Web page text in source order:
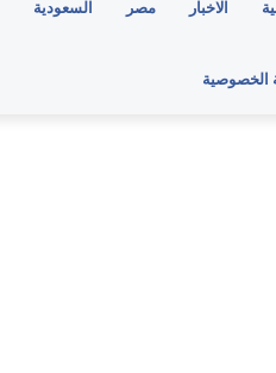
الاخبار مصر السعودية
الخصوصية